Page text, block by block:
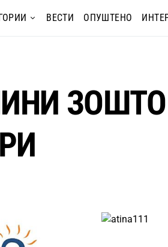
ВЕСТИ ОПУШТЕНО